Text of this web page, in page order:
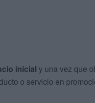
inicial y una vez que
o servicio en